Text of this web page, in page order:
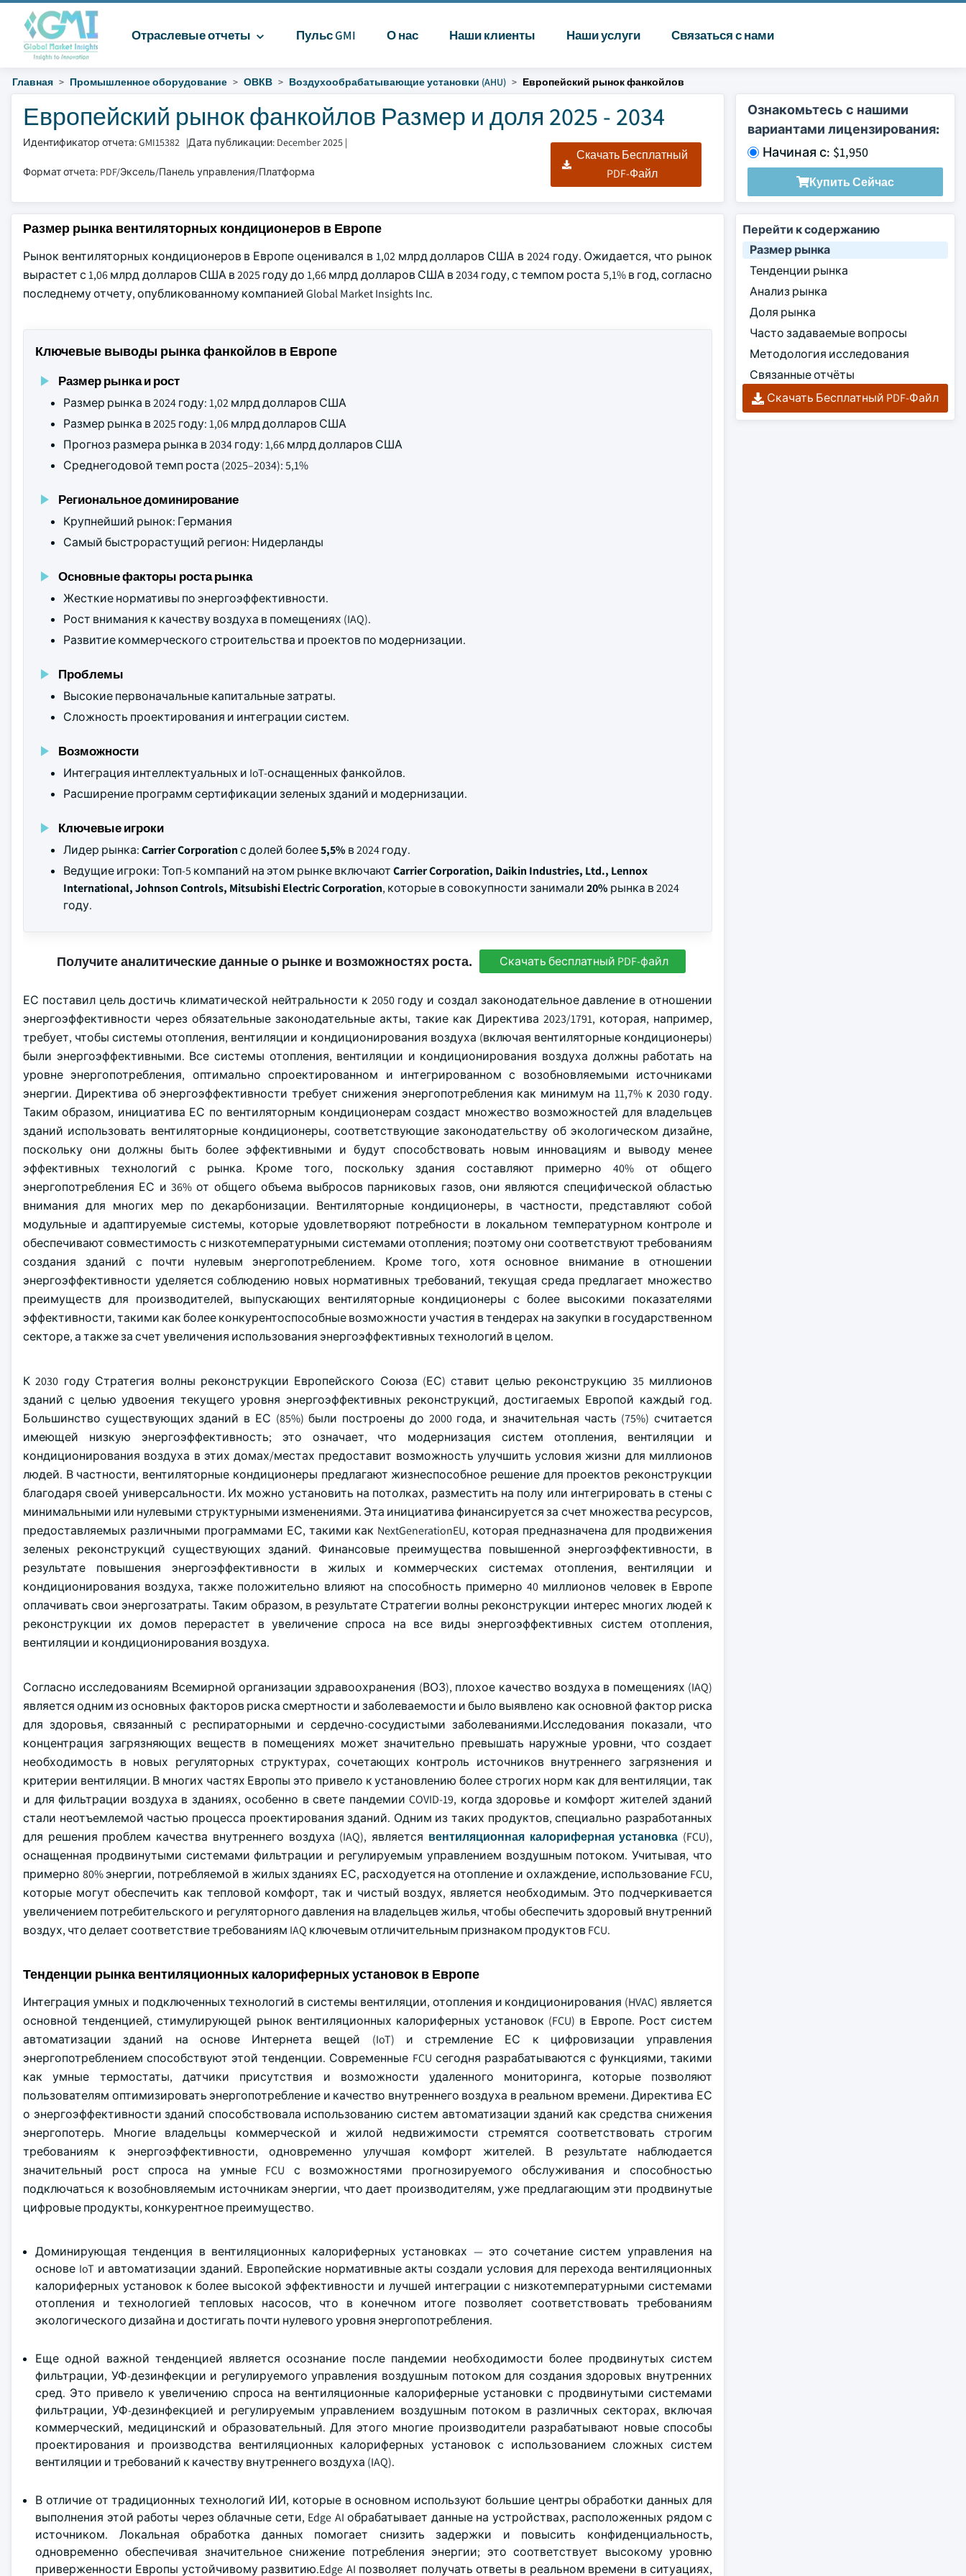
Отраслевые отчеты Пульс GMI О нас Наши клиенты Наши услуги Связаться с нами
Главная Промышленное оборудование ОВКВ Воздухообрабатывающие установки (AHU) Европейский рынок фанкойлов
Европейский рынок фанкойлов Размер и доля 2025 - 2034
Идентификатор отчета: GMI15382 |Дата публикации: December 2025 |
Формат отчета: PDF/Эксель/Панель управления/Платформа
Скачать Бесплатный
PDF-Файл
Ознакомьтесь с нашими
вариантами лицензирования:
Начиная с: $1,950
Купить Сейчас
Размер рынка вентиляторных кондиционеров в Европе
Рынок вентиляторных кондиционеров в Европе оценивался в 1,02 млрд долларов США в 2024 году. Ожидается, что рынок
вырастет с 1,06 млрд долларов США в 2025 году до 1,66 млрд долларов США в 2034 году, с темпом роста 5,1% в год, согласно
последнему отчету, опубликованному компанией Global Market Insights Inc.
Ключевые выводы рынка фанкойлов в Европе
Размер рынка и рост
Размер рынка в 2024 году: 1,02 млрд долларов США
Размер рынка в 2025 году: 1,06 млрд долларов США
Прогноз размера рынка в 2034 году: 1,66 млрд долларов США
Среднегодовой темп роста (2025–2034): 5,1%
Региональное доминирование
Крупнейший рынок: Германия
Самый быстрорастущий регион: Нидерланды
Основные факторы роста рынка
Жесткие нормативы по энергоэффективности.
Рост внимания к качеству воздуха в помещениях (IAQ).
Развитие коммерческого строительства и проектов по модернизации.
Проблемы
Высокие первоначальные капитальные затраты.
Сложность проектирования и интеграции систем.
Возможности
Интеграция интеллектуальных и IoT-оснащенных фанкойлов.
Расширение программ сертификации зеленых зданий и модернизации.
Ключевые игроки
Лидер рынка:Carrier Corporationс долей более5,5% в 2024 году.
Ведущие игроки: Топ-5 компаний на этом рынке включаютCarrier Corporation, Daikin Industries, Ltd., Lennox
International, Johnson Controls, Mitsubishi Electric Corporation, которые в совокупности занимали20% рынка в 2024
году.
Получите аналитические данные о рынке и возможностях роста. Скачать бесплатный PDF-файл
ЕС поставил цель достичь климатической нейтральности к 2050 году и создал законодательное давление в отношении
энергоэффективности через обязательные законодательные акты, такие как Директива 2023/1791, которая, например,
требует, чтобы системы отопления, вентиляции и кондиционирования воздуха (включая вентиляторные кондиционеры)
были энергоэффективными. Все системы отопления, вентиляции и кондиционирования воздуха должны работать на
уровне энергопотребления, оптимально спроектированном и интегрированном с возобновляемыми источниками
энергии. Директива об энергоэффективности требует снижения энергопотребления как минимум на 11,7% к 2030 году.
Таким образом, инициатива ЕС по вентиляторным кондиционерам создаст множество возможностей для владельцев
зданий использовать вентиляторные кондиционеры, соответствующие законодательству об экологическом дизайне,
поскольку они должны быть более эффективными и будут способствовать новым инновациям и выводу менее
эффективных технологий с рынка. Кроме того, поскольку здания составляют примерно 40% от общего
энергопотребления ЕС и 36% от общего объема выбросов парниковых газов, они являются специфической областью
внимания для многих мер по декарбонизации. Вентиляторные кондиционеры, в частности, представляют собой
модульные и адаптируемые системы, которые удовлетворяют потребности в локальном температурном контроле и
обеспечивают совместимость с низкотемпературными системами отопления; поэтому они соответствуют требованиям
создания зданий с почти нулевым энергопотреблением. Кроме того, хотя основное внимание в отношении
энергоэффективности уделяется соблюдению новых нормативных требований, текущая среда предлагает множество
преимуществ для производителей, выпускающих вентиляторные кондиционеры с более высокими показателями
эффективности, такими как более конкурентоспособные возможности участия в тендерах на закупки в государственном
секторе, а также за счет увеличения использования энергоэффективных технологий в целом.
К 2030 году Стратегия волны реконструкции Европейского Союза (ЕС) ставит целью реконструкцию 35 миллионов
зданий с целью удвоения текущего уровня энергоэффективных реконструкций, достигаемых Европой каждый год.
Большинство существующих зданий в ЕС (85%) были построены до 2000 года, и значительная часть (75%) считается
имеющей низкую энергоэффективность; это означает, что модернизация систем отопления, вентиляции и
кондиционирования воздуха в этих домах/местах предоставит возможность улучшить условия жизни для миллионов
людей. В частности, вентиляторные кондиционеры предлагают жизнеспособное решение для проектов реконструкции
благодаря своей универсальности. Их можно установить на потолках, разместить на полу или интегрировать в стены с
минимальными или нулевыми структурными изменениями. Эта инициатива финансируется за счет множества ресурсов,
предоставляемых различными программами ЕС, такими как NextGenerationEU, которая предназначена для продвижения
зеленых реконструкций существующих зданий. Финансовые преимущества повышенной энергоэффективности, в
результате повышения энергоэффективности в жилых и коммерческих системах отопления, вентиляции и
кондиционирования воздуха, также положительно влияют на способность примерно 40 миллионов человек в Европе
оплачивать свои энергозатраты. Таким образом, в результате Стратегии волны реконструкции интерес многих людей к
реконструкции их домов перерастет в увеличение спроса на все виды энергоэффективных систем отопления,
вентиляции и кондиционирования воздуха.
Согласно исследованиям Всемирной организации здравоохранения (ВОЗ), плохое качество воздуха в помещениях (IAQ)
является одним из основных факторов риска смертности и заболеваемости и было выявлено как основной фактор риска
для здоровья, связанный с респираторными и сердечно-сосудистыми заболеваниями.Исследования показали, что
концентрация загрязняющих веществ в помещениях может значительно превышать наружные уровни, что создает
необходимость в новых регуляторных структурах, сочетающих контроль источников внутреннего загрязнения и
критерии вентиляции. В многих частях Европы это привело к установлению более строгих норм как для вентиляции, так
и для фильтрации воздуха в зданиях, особенно в свете пандемии COVID-19, когда здоровье и комфорт жителей зданий
стали неотъемлемой частью процесса проектирования зданий. Одним из таких продуктов, специально разработанных
для решения проблем качества внутреннего воздуха (IAQ), является вентиляционная калориферная установка (FCU),
оснащенная продвинутыми системами фильтрации и регулируемым управлением воздушным потоком. Учитывая, что
примерно 80% энергии, потребляемой в жилых зданиях ЕС, расходуется на отопление и охлаждение, использование FCU,
которые могут обеспечить как тепловой комфорт, так и чистый воздух, является необходимым. Это подчеркивается
увеличением потребительского и регуляторного давления на владельцев жилья, чтобы обеспечить здоровый внутренний
воздух, что делает соответствие требованиям IAQ ключевым отличительным признаком продуктов FCU.
Тенденции рынка вентиляционных калориферных установок в Европе
Интеграция умных и подключенных технологий в системы вентиляции, отопления и кондиционирования (HVAC) является
основной тенденцией, стимулирующей рынок вентиляционных калориферных установок (FCU) в Европе. Рост систем
автоматизации зданий на основе Интернета вещей (IoT) и стремление ЕС к цифровизации управления
энергопотреблением способствуют этой тенденции. Современные FCU сегодня разрабатываются с функциями, такими
как умные термостаты, датчики присутствия и возможности удаленного мониторинга, которые позволяют
пользователям оптимизировать энергопотребление и качество внутреннего воздуха в реальном времени. Директива ЕС
о энергоэффективности зданий способствовала использованию систем автоматизации зданий как средства снижения
энергопотерь. Многие владельцы коммерческой и жилой недвижимости стремятся соответствовать строгим
требованиям к энергоэффективности, одновременно улучшая комфорт жителей. В результате наблюдается
значительный рост спроса на умные FCU с возможностями прогнозируемого обслуживания и способностью
подключаться к возобновляемым источникам энергии, что дает производителям, уже предлагающим эти продвинутые
цифровые продукты, конкурентное преимущество.
Доминирующая тенденция в вентиляционных калориферных установках — это сочетание систем управления на
основе IoT и автоматизации зданий. Европейские нормативные акты создали условия для перехода вентиляционных
калориферных установок к более высокой эффективности и лучшей интеграции с низкотемпературными системами
отопления и технологией тепловых насосов, что в конечном итоге позволяет соответствовать требованиям
экологического дизайна и достигать почти нулевого уровня энергопотребления.
Еще одной важной тенденцией является осознание после пандемии необходимости более продвинутых систем
фильтрации, УФ-дезинфекции и регулируемого управления воздушным потоком для создания здоровых внутренних
сред. Это привело к увеличению спроса на вентиляционные калориферные установки с продвинутыми системами
фильтрации, УФ-дезинфекцией и регулируемым управлением воздушным потоком в различных секторах, включая
коммерческий, медицинский и образовательный. Для этого многие производители разрабатывают новые способы
проектирования и производства вентиляционных калориферных установок с использованием сложных систем
вентиляции и требований к качеству внутреннего воздуха (IAQ).
В отличие от традиционных технологий ИИ, которые в основном используют большие центры обработки данных для
выполнения этой работы через облачные сети, Edge AI обрабатывает данные на устройствах, расположенных рядом с
источником. Локальная обработка данных помогает снизить задержки и повысить конфиденциальность,
одновременно обеспечивая значительное снижение потребления энергии; это соответствует высокому уровню
приверженности Европы устойчивому развитию.Edge AI позволяет получать ответы в реальном времени в ситуациях,
Перейти к содержанию
Размер рынка
Тенденции рынка
Анализ рынка
Доля рынка
Часто задаваемые вопросы
Методология исследования
Связанные отчёты
Скачать Бесплатный PDF-Файл